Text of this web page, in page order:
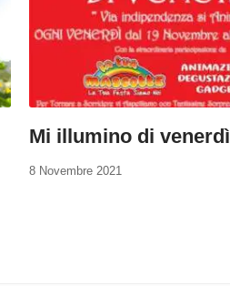
Mi illumino di venerdì
8 Novembre 2021